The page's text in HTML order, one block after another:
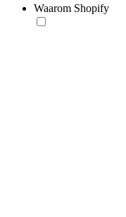
Waarom Shopify